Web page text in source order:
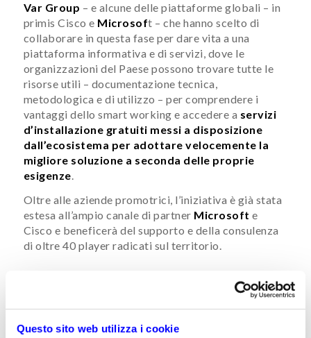
Questo sito web utilizza i cookie
Var Group – e alcune delle piattaforme globali – in
primis Cisco e Microsoft – che hanno scelto di
collaborare in questa fase per dare vita a una
piattaforma informativa e di servizi, dove le
organizzazioni del Paese possono trovare tutte le
risorse utili – documentazione tecnica,
metodologica e di utilizzo – per comprendere i
vantaggi dello smart working e accedere a servizi
d’installazione gratuiti messi a disposizione
dall’ecosistema per adottare velocemente la
migliore soluzione a seconda delle proprie
esigenze.
Oltre alle aziende promotrici, l’iniziativa è già stata
estesa all’ampio canale di partner Microsoft e
Cisco e beneficerà del supporto e della consulenza
di oltre 40 player radicati sul territorio.